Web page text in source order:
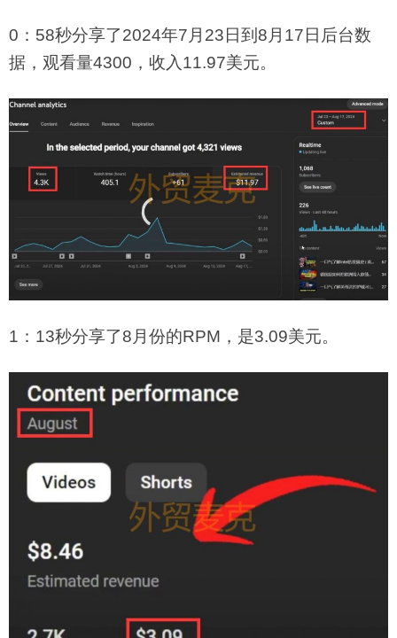
0：58秒分享了2024年7月23日到8月17日后台数
据，观看量4300，收入11.97美元。
1：13秒分享了8月份的RPM，是3.09美元。